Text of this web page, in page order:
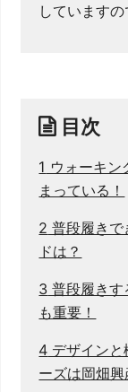
していますの
目次
1 ウォーキン
まっている！
2 普段履きで
ドは？
3 普段履きす
も重要！
4 デザイン
ーズは岡畑興